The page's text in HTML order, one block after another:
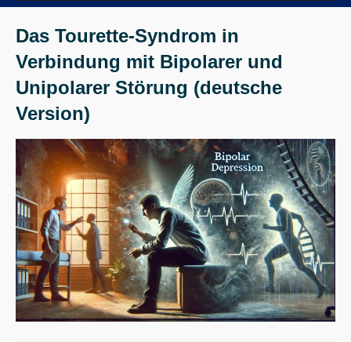
Das Tourette-Syndrom in
Verbindung mit Bipolarer und
Unipolarer Störung (deutsche
Version)